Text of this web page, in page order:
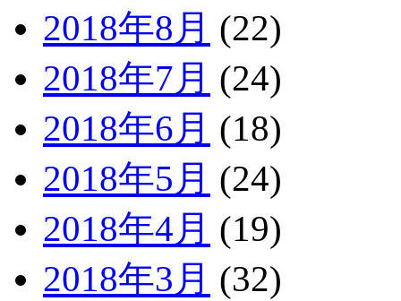
2018年8月 (22)
2018年7月 (24)
2018年6月 (18)
2018年5月 (24)
2018年4月 (19)
2018年3月 (32)